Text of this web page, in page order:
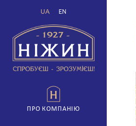
UA EN
ПРО КОМПАНІЮ